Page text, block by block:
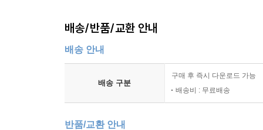
배송/반품/교환 안내
배송 안내
배송 구분
구매 후 즉시 다운로드 가능
배송비 : 무료배송
반품/교환 안내